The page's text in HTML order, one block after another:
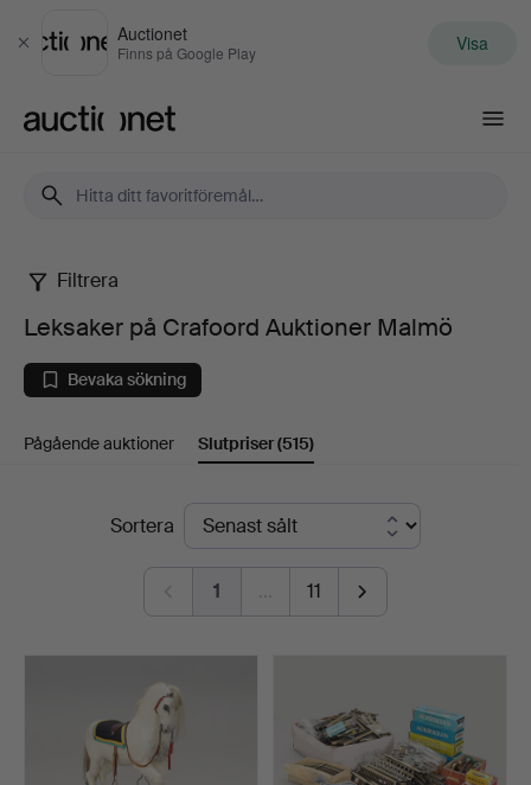
Stäng
Auctionet
Finns på Google Play Visa
Leksaker
på
Crafoord
Auktioner
Malmö
Filtrera
Leksaker på Crafoord Auktioner Malmö
Bevaka sökning
Pågående auktioner Slutpriser(515)
SlutpriserSortera
1 … 11